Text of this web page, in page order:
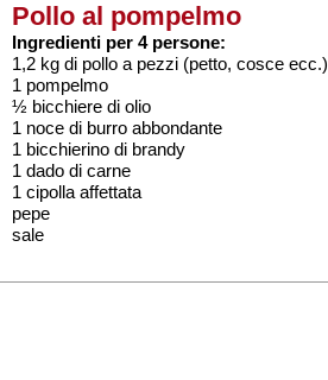
Pollo al pompelmo
Ingredienti per 4 persone:
1,2 kg di pollo a pezzi (petto, cosce ecc.)
1 pompelmo
½ bicchiere di olio
1 noce di burro abbondante
1 bicchierino di brandy
1 dado di carne
1 cipolla affettata
pepe
sale